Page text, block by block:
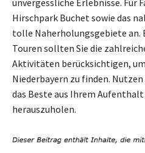
Hirschpark Buchet sowie das
tolle Naherholungsgebiete an.
Touren sollten Sie die
Aktivitäten berücksichtigen,
Niederbayern zu finden.
das Beste aus Ihrem
herauszuholen.